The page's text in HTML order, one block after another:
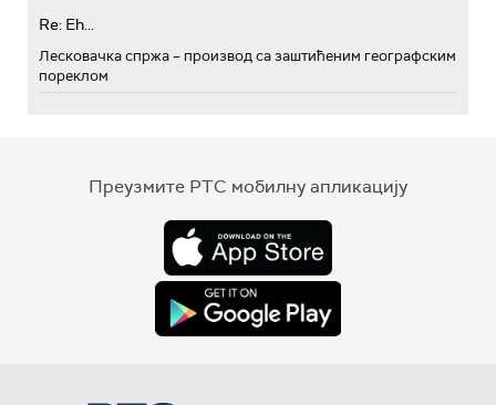
Re: Eh...
Лесковачка спржа – производ са заштићеним географским
пореклом
Преузмите РТС мобилну апликацију